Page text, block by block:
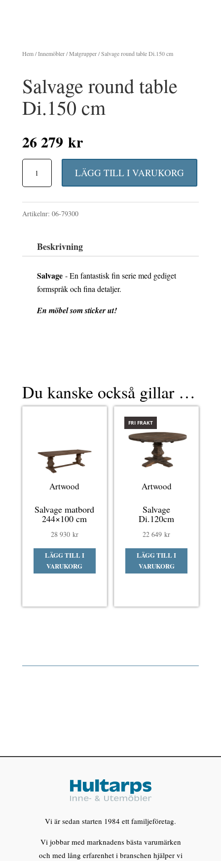
Hem/Innemöbler/Matgrupper/ Salvage round table Di.150 cm
Salvage round table
Di.150 cm
26 279 kr
round
table
Di.150
mängd
LÄGG TILL I VARUKORG
Artikelnr: 06-79300
Beskrivning
Salvage- En fantastisk fin serie med gediget
formspråk och fina detaljer.
En möbel som sticker ut!
Du kanske också gillar …
Artwood
Salvage matbord
244×100 cm
28 930 kr
LÄGG TILL I
VARUKORG
FRI FRAKT
Artwood
Salvage
Di.120cm
22 649kr
LÄGG TILL I
VARUKORG
Vi är sedan starten 1984 ett familjeföretag.
Vi jobbar med marknadens bästa varumärken
och med lång erfarenhet i branschen hjälper vi